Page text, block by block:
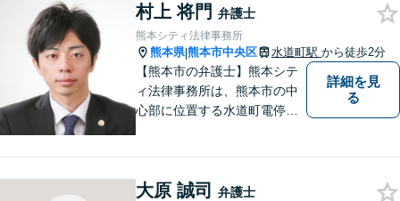
務所ＨＰで解決例を更新中→h
ttps://www.5225bengoshi.co
m/
村上 将門 弁護士
熊本シティ法律事務所
熊本県|熊本市中央区 水道町駅 から徒歩2分
【熊本市の弁護士】熊本シテ
ィ法律事務所は、熊本市の中
心部に位置する水道町電停よ
す。
詳細を見
る
大原 誠司 弁護士